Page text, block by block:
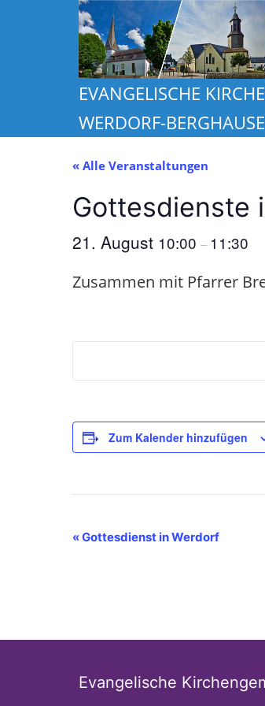
EVANGELISCHE
WERDORF-
« Alle Veranstaltungen
Gottesdienste
21. August 10:00 – 11:30
Zusammen mit Pfarrer
Zum Kalender hinzufügen
Veranstaltung-
«Gottesdienst in Werdorf
Evangelische